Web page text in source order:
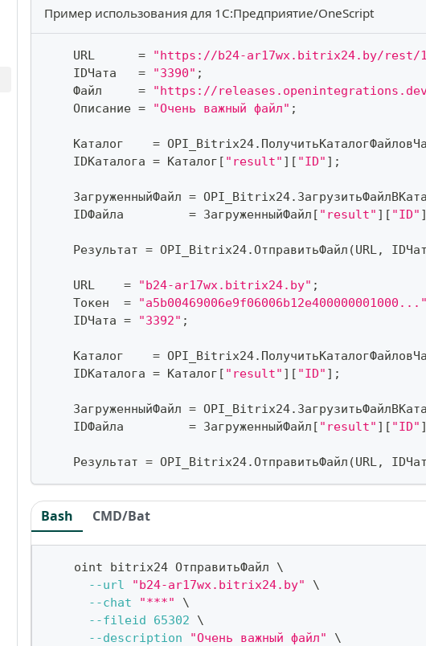
Пример использования для 1С:Предприятие/OneScript
    URL
= "https://b24-ar17wx.bitrix24.by/rest/
    IDЧата
= "3390" ;
    Файл
= "https://
    Описание
= "Очень важный файл" ;
    Каталог
= OPI_Bitrix24.
    IDКаталога
= Каталог [ "result" ] [ "ID" ] ;
    ЗагруженныйФайл
= OPI_Bitrix24.
    IDФайла
= ЗагруженныйФайл [ "result" ] [ "ID" ]
    Результат
= OPI_Bitrix24.ОтправитьФайл (URL,
    URL
= "b24-ar17wx.bitrix24.by" ;
    Токен
= "a5b00469006e9f06006b12e400000001000..."
    IDЧата
= "3392" ;
    Каталог
= OPI_Bitrix24.
    IDКаталога
= Каталог [ "result" ] [ "ID" ] ;
    ЗагруженныйФайл
= OPI_Bitrix24.
    IDФайла
= ЗагруженныйФайл [ "result" ] [ "ID" ]
    Результат
= OPI_Bitrix24.ОтправитьФайл (URL,
Bash CMD/Bat
    oint bitrix24 ОтправитьФайл
\
--url
"b24-ar17wx.bitrix24.by"
\
--chat
"***"
\
--fileid
65302
\
--description
"Очень важный файл"
\